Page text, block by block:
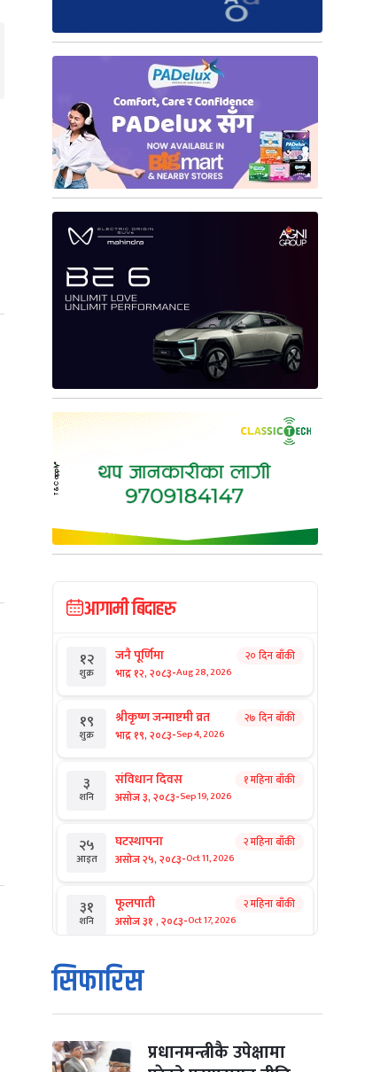
आगामी बिदाहरु
१२
शुक्र
जनै पूर्णिमा
भाद्र १२, २०८३-Aug 28, 2026
२० दिन बाँकी
१९
शुक्र
श्रीकृष्ण जन्माष्टमी व्रत
भाद्र १९, २०८३-Sep 4, 2026
२७ दिन बाँकी
३
शनि
संविधान दिवस
असोज ३, २०८३-Sep 19, 2026
१ महिना बाँकी
२५
आइत
घटस्थापना
असोज २५, २०८३-Oct 11, 2026
२ महिना बाँकी
३१
शनि
फूलपाती
असोज ३१ , २०८३-Oct 17, 2026
२ महिना बाँकी
१
आइत
कार्तिक सङ्क्रान्ति
कार्तिक १, २०८३
मंगल कार्तिक ३, २०८३-Oct 20, 2026
सिफारिस
प्रधानमन्त्रीकै उपेक्षामा